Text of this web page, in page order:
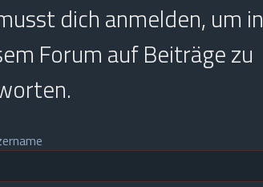
dich anmelden, um in
Forum auf Beiträge zu